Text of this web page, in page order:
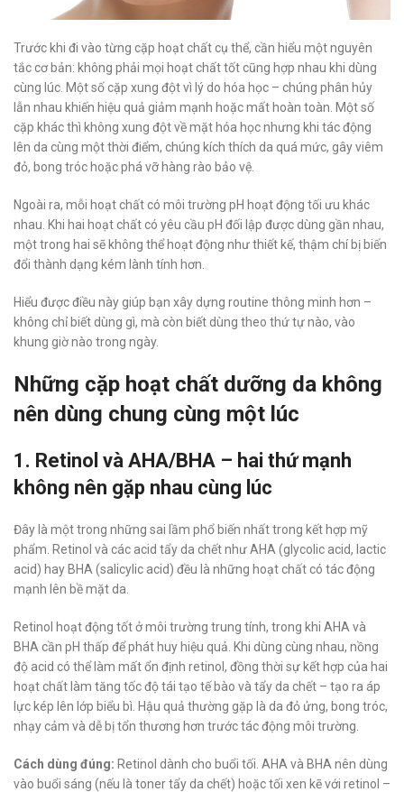
Trước khi đi vào từng cặp hoạt chất cụ thể, cần hiểu một nguyên
tắc cơ bản: không phải mọi hoạt chất tốt cũng hợp nhau khi dùng
cùng lúc. Một số cặp xung đột vì lý do hóa học – chúng phân hủy
lẫn nhau khiến hiệu quả giảm mạnh hoặc mất hoàn toàn. Một số
cặp khác thì không xung đột về mặt hóa học nhưng khi tác động
lên da cùng một thời điểm, chúng kích thích da quá mức, gây viêm
đỏ, bong tróc hoặc phá vỡ hàng rào bảo vệ.
Ngoài ra, mỗi hoạt chất có môi trường pH hoạt động tối ưu khác
nhau. Khi hai hoạt chất có yêu cầu pH đối lập được dùng gần nhau,
một trong hai sẽ không thể hoạt động như thiết kế, thậm chí bị biến
đổi thành dạng kém lành tính hơn.
Hiểu được điều này giúp bạn xây dựng routine thông minh hơn –
không chỉ biết dùng gì, mà còn biết dùng theo thứ tự nào, vào
khung giờ nào trong ngày.
Những cặp hoạt chất dưỡng da không
nên dùng chung cùng một lúc
1. Retinol và AHA/BHA – hai thứ mạnh
không nên gặp nhau cùng lúc
Đây là một trong những sai lầm phổ biến nhất trong kết hợp mỹ
phẩm. Retinol và các acid tẩy da chết như AHA (glycolic acid, lactic
acid) hay BHA (salicylic acid) đều là những hoạt chất có tác động
mạnh lên bề mặt da.
Retinol hoạt động tốt ở môi trường trung tính, trong khi AHA và
BHA cần pH thấp để phát huy hiệu quả. Khi dùng cùng nhau, nồng
độ acid có thể làm mất ổn định retinol, đồng thời sự kết hợp của hai
hoạt chất làm tăng tốc độ tái tạo tế bào và tẩy da chết – tạo ra áp
lực kép lên lớp biểu bì. Hậu quả thường gặp là da đỏ ửng, bong tróc,
nhạy cảm và dễ bị tổn thương hơn trước tác động môi trường.
Cách dùng đúng: Retinol dành cho buổi tối. AHA và BHA nên dùng
vào buổi sáng (nếu là toner tẩy da chết) hoặc tối xen kẽ với retinol –